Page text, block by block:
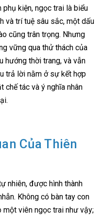
phụ kiện, ngọc trai là biểu
và trí tuệ sâu sắc, một dấu
cũng trân trọng. Nhưng
vững qua thử thách của
hướng thời trang, và vẫn
trả lời nằm ở sự kết hợp
chế tác và ý nghĩa nhân
Của Thiên
nhiên, được hình thành
Không có bàn tay con
một viên ngọc trai như vậy;